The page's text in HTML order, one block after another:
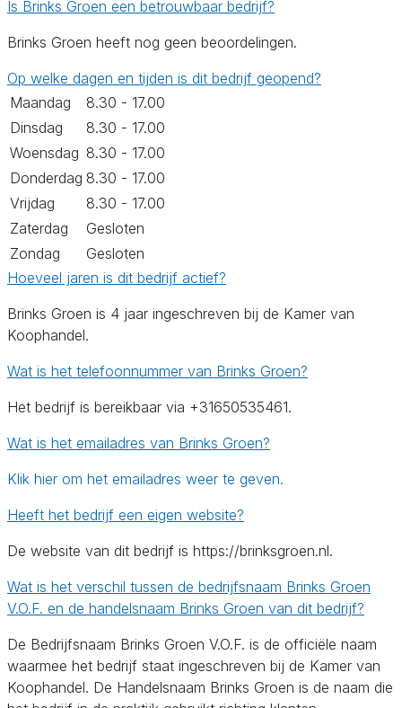
Is Brinks Groen een betrouwbaar bedrijf?
Brinks Groen heeft nog geen beoordelingen.
Op welke dagen en tijden is dit bedrijf geopend?
Maandag
8.30 - 17.00
Dinsdag
8.30 - 17.00
Woensdag 8.30 - 17.00
Donderdag 8.30 - 17.00
Vrijdag
8.30 - 17.00
Zaterdag
Gesloten
Zondag
Gesloten
Hoeveel jaren is dit bedrijf actief?
Brinks Groen is 4 jaar ingeschreven bij de Kamer van
Koophandel.
Wat is het telefoonnummer van Brinks Groen?
Het bedrijf is bereikbaar via +31650535461.
Wat is het emailadres van Brinks Groen?
Klik hier om het emailadres weer te geven.
Heeft het bedrijf een eigen website?
De website van dit bedrijf is https://brinksgroen.nl.
Wat is het verschil tussen de bedrijfsnaam Brinks Groen
V.O.F. en de handelsnaam Brinks Groen van dit bedrijf?
De Bedrijfsnaam Brinks Groen V.O.F. is de officiële naam
waarmee het bedrijf staat ingeschreven bij de Kamer van
Koophandel. De Handelsnaam Brinks Groen is de naam die